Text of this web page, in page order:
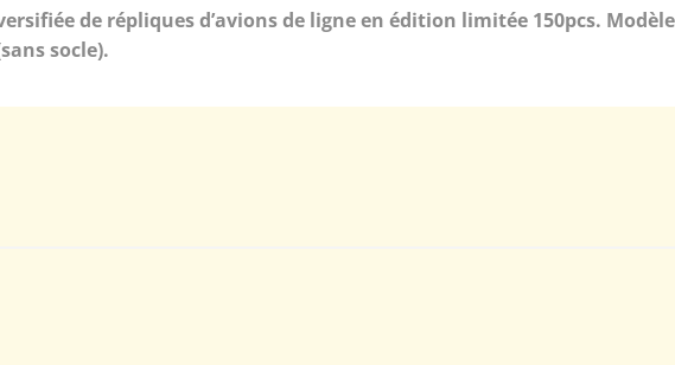
de répliques d’avions de ligne en édition limitée 150pcs.
socle).